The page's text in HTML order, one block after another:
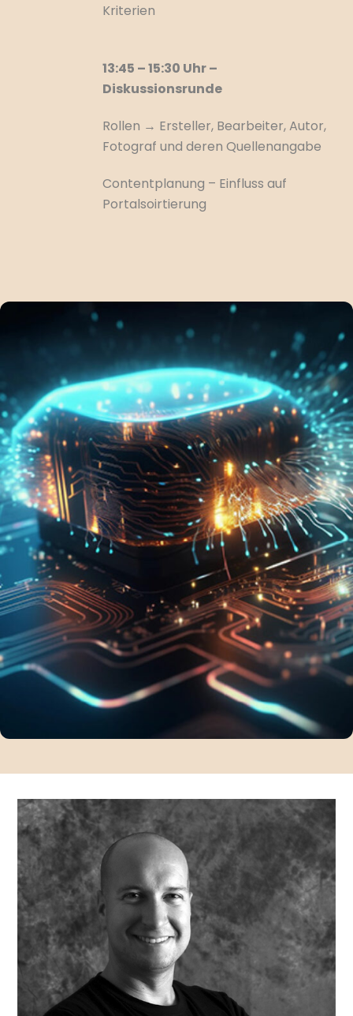
Kriterien
13:45 – 15:30 Uhr –
Diskussionsrunde
Rollen → Ersteller, Bearbeiter, Autor,
Fotograf und deren Quellenangabe
Contentplanung – Einfluss auf
Portalsoirtierung